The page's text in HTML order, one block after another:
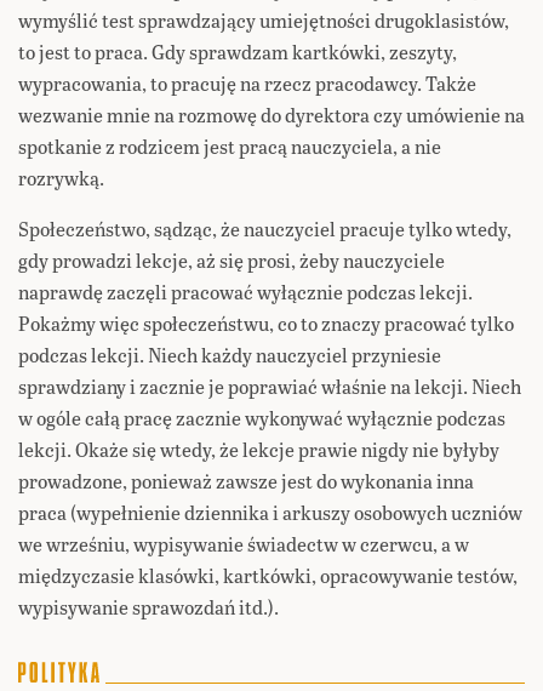
wymyślić test sprawdzający umiejętności drugoklasistów,
to jest to praca. Gdy sprawdzam kartkówki, zeszyty,
wypracowania, to pracuję na rzecz pracodawcy. Także
wezwanie mnie na rozmowę do dyrektora czy umówienie na
spotkanie z rodzicem jest pracą nauczyciela, a nie
rozrywką.
Społeczeństwo, sądząc, że nauczyciel pracuje tylko wtedy,
gdy prowadzi lekcje, aż się prosi, żeby nauczyciele
naprawdę zaczęli pracować wyłącznie podczas lekcji.
Pokażmy więc społeczeństwu, co to znaczy pracować tylko
podczas lekcji. Niech każdy nauczyciel przyniesie
sprawdziany i zacznie je poprawiać właśnie na lekcji. Niech
w ogóle całą pracę zacznie wykonywać wyłącznie podczas
lekcji. Okaże się wtedy, że lekcje prawie nigdy nie byłyby
prowadzone, ponieważ zawsze jest do wykonania inna
praca (wypełnienie dziennika i arkuszy osobowych uczniów
we wrześniu, wypisywanie świadectw w czerwcu, a w
międzyczasie klasówki, kartkówki, opracowywanie testów,
wypisywanie sprawozdań itd.).